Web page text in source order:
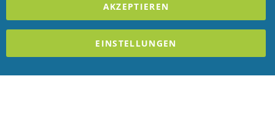
AKZEPTIEREN
EINSTELLUNGEN